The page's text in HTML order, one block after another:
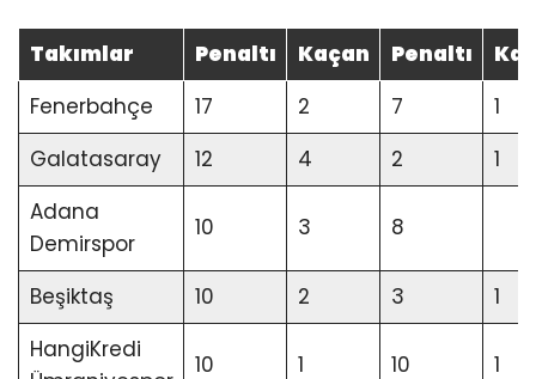
Takımlar Penaltı Kaçan Penaltı
Fenerbahçe
17 2 7
1
Galatasaray
12 4 2
1
Adana
Demirspor
10 3 8
Beşiktaş 10 2 3
1
HangiKredi
10 1 10 1